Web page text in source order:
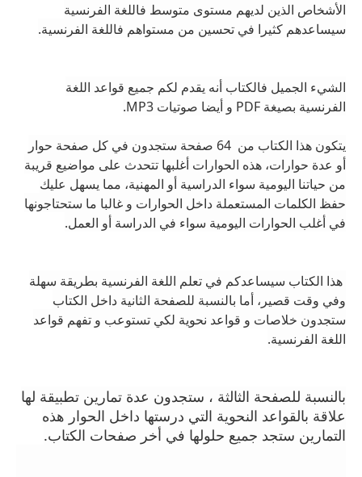
الأشخاص الذين لديهم مستوى متوسط فاللغة الفرنسية
سيساعدهم كثيرا في تحسين من مستواهم فاللغة الفرنسية.
الشيء الجميل فالكتاب أنه يقدم لكم جميع قواعد اللغة
الفرنسية بصيغة PDF و أيضا صوتيات MP3.
يتكون هذا الكتاب من 64 صفحة ستجدون في كل صفحة حوار
أو عدة حوارات، هذه الحوارات أغلبها تتحدث على مواضيع قريبة
من حياتنا اليومية سواء الدراسية أو المهنية، مما يسهل عليك
حفظ الكلمات المستعملة داخل الحوارات و غالبا ما ستحتاجونها
في أغلب الحوارات اليومية سواء في الدراسة أو العمل.
هذا الكتاب سيساعدكم في تعلم اللغة الفرنسية بطريقة سهلة
وفي وقت قصير، أما بالنسبة للصفحة الثانية داخل الكتاب
ستجدون خلاصات و قواعد نحوية لكي تستوعب و تفهم قواعد
اللغة الفرنسية.
بالنسبة للصفحة الثالثة ، ستجدون عدة تمارين تطبيقة لها
علاقة بالقواعد النحوية التي درستها داخل الحوار هذه
التمارين ستجد جميع حلولها في أخر صفحات الكتاب.